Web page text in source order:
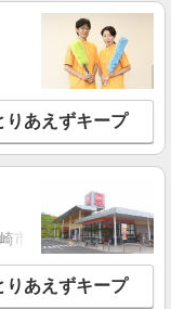
日払い有/週払い有/交
細を見る
看護助手
日払い有/週払い有/交
)＞
りあえずキープ
市・太田市・館林市
りあえずキープ